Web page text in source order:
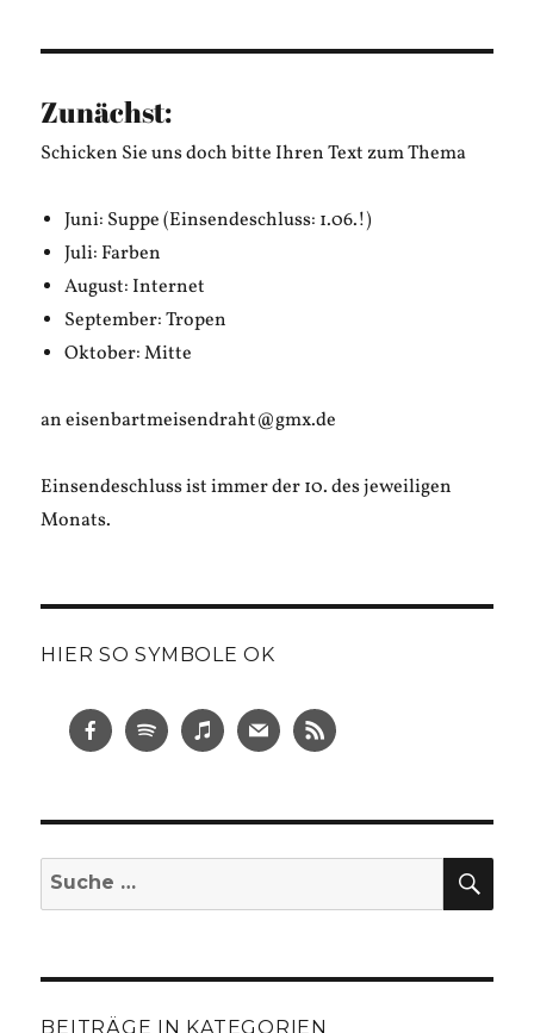
Zunächst:
Schicken Sie uns doch bitte Ihren Text zum Thema
Juni: Suppe (Einsendeschluss: 1.06.!)
Juli: Farben
August: Internet
September: Tropen
Oktober: Mitte
an eisenbartmeisendraht@gmx.de
Einsendeschluss ist immer der 10. des jeweiligen
Monats.
HIER SO SYMBOLE OK
Suche
nach:
BEITRÄGE IN KATEGORIEN